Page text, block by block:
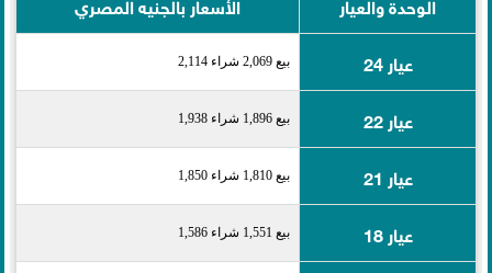
عيار 24
بيع 2,069 شراء 2,114
عيار 22 بيع 1,896 شراء 1,938
عيار 21 بيع 1,810 شراء 1,850
عيار 18 بيع 1,551 شراء 1,586